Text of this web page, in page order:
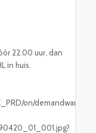
22.00 uur, dan
in huis.
on/